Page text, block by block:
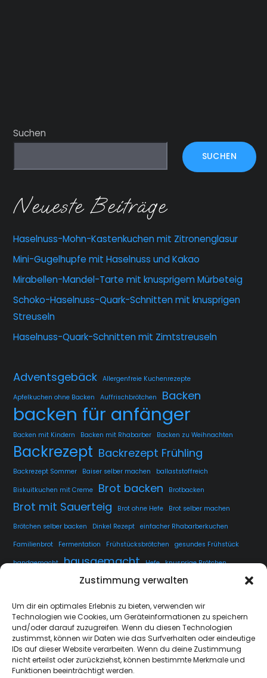
Zustimmung verwalten
Um dir ein optimales Erlebnis zu bieten, verwenden wir
Technologien wie Cookies, um Geräteinformationen zu speichern
und/oder darauf zuzugreifen. Wenn du diesen Technologien
zustimmst, können wir Daten wie das Surfverhalten oder eindeutige
IDs auf dieser Website verarbeiten. Wenn du deine Zustimmung
nicht erteilst oder zurückziehst, können bestimmte Merkmale und
Funktionen beeinträchtigt werden.
Suchen
SUCHEN
Neueste Beiträge
Haselnuss-Mohn-Kastenkuchen mit Zitronenglasur
Mini-Gugelhupfe mit Haselnuss und Kakao
Mirabellen-Mandel-Tarte mit knusprigem Mürbeteig
Schoko-Haselnuss-Quark-Schnitten mit knusprigen
Streuseln
Haselnuss-Quark-Schnitten mit Zimtstreuseln
Adventsgebäck Allergenfreie Kuchenrezepte
Apfelkuchen ohne Backen Auffrischbrötchen Backen
backen für anfänger
Backen mit Kindern Backen mit Rhabarber Backen zu Weihnachten
Backrezept Backrezept Frühling
Backrezept Sommer Baiser selber machen ballaststoffreich
Biskuitkuchen mit Creme Brot backen Brotbacken
Brot mit Sauerteig Brot ohne Hefe
Brot selber machen
Brötchen selber backen
Dinkel Rezept
einfacher Rhabarberkuchen
Familienbrot
Fermentation Frühstücksbrötchen gesundes Frühstück
handgemacht hausgemacht Hefe knusprige Brötchen
kuchen lange Teigführung Langzeitführung
Sauerteig
Sauerteig fermentieren Sauerteig Rezept selbstgemacht Sesam
Weissbrot
Übernachtgare